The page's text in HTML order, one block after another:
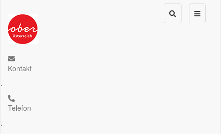
Kontakt
.
Telefon
.